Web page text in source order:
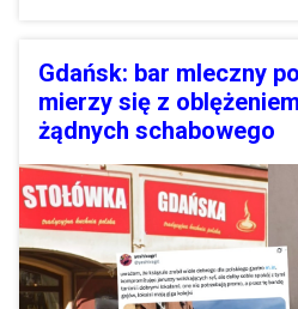
Gdańsk: bar mleczny
mierzy się z
żądnych schabowego